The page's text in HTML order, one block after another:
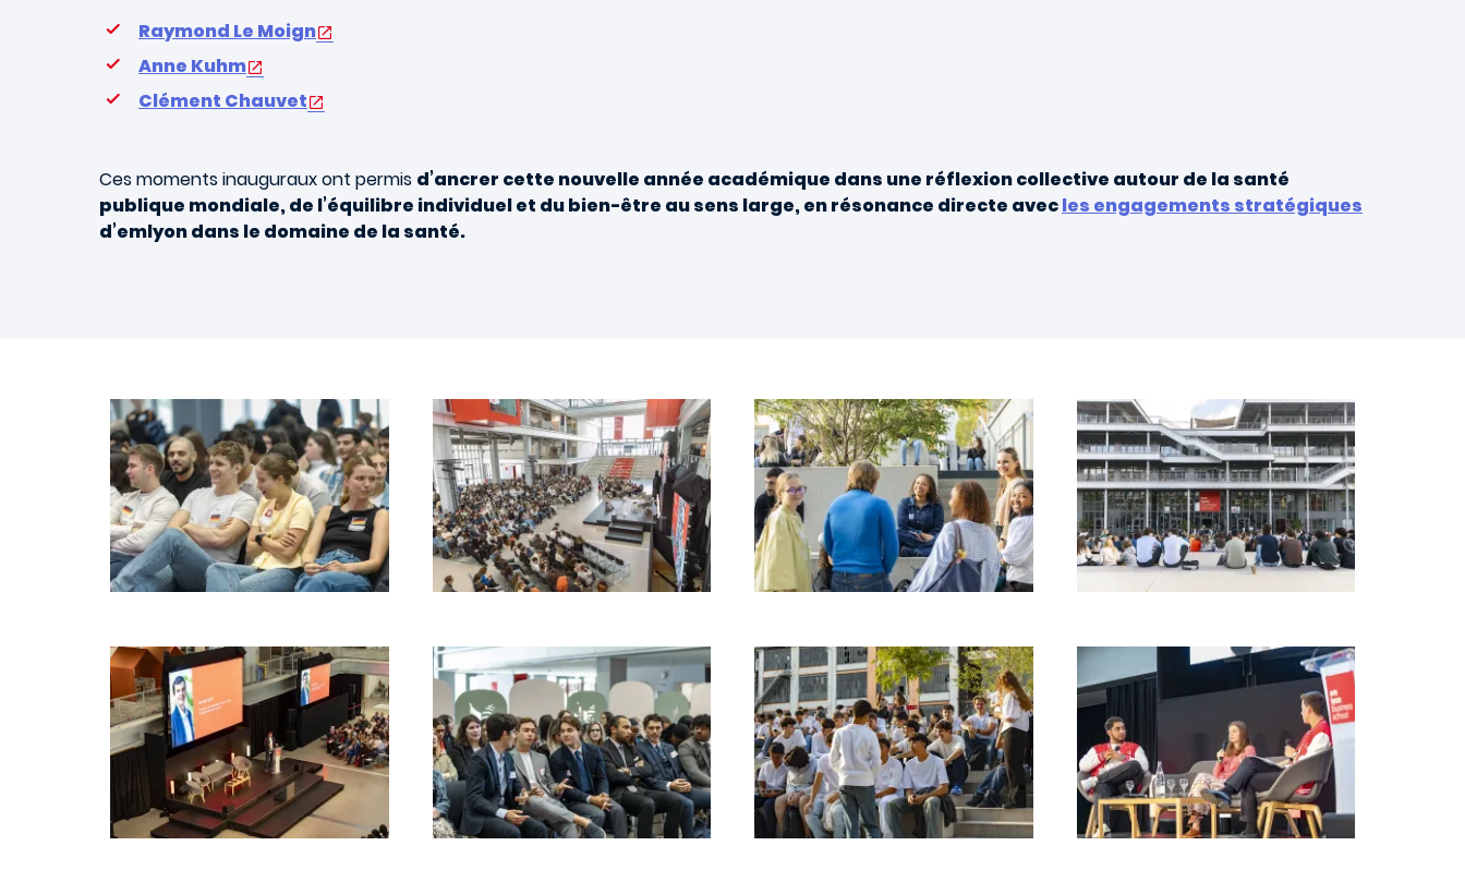
Raymond Le Moign
Anne Kuhm
Clément Chauvet
Ces moments inauguraux ont permis d’ancrer cette nouvelle année académique dans une réflexion collective autour de la santé
publique mondiale, de l’équilibre individuel et du bien-être au sens large, en résonance directe avecles engagements stratégiques
d’emlyon dans le domaine de la santé.
Images Images Images Images
Images Images Images Images